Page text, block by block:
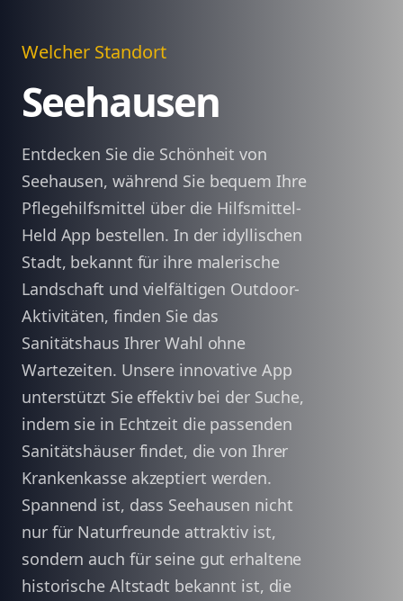
Welcher Standort
Seehausen
Entdecken Sie die Schönheit von
Seehausen, während Sie bequem Ihre
Pflegehilfsmittel über die Hilfsmittel-
Held App bestellen. In der idyllischen
Stadt, bekannt für ihre malerische
Landschaft und vielfältigen Outdoor-
Aktivitäten, finden Sie das
Sanitätshaus Ihrer Wahl ohne
Wartezeiten. Unsere innovative App
unterstützt Sie effektiv bei der Suche,
indem sie in Echtzeit die passenden
Sanitätshäuser findet, die von Ihrer
Krankenkasse akzeptiert werden.
Spannend ist, dass Seehausen nicht
nur für Naturfreunde attraktiv ist,
sondern auch für seine gut erhaltene
historische Altstadt bekannt ist, die